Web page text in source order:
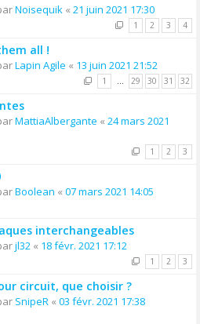
Noisequik « 21 juin 2021 17:30
1 2 3 4
all !
Lapin Agile « 13 juin 2021 21:52
1 … 29 30 31 32
MattiaAlbergante « 24 mars 2021
1 2 3
Boolean « 07 mars 2021 14:05
interchangeables
jl32 « 18 févr. 2021 17:12
1 2 3
circuit, que choisir ?
SnipeR « 03 févr. 2021 17:38